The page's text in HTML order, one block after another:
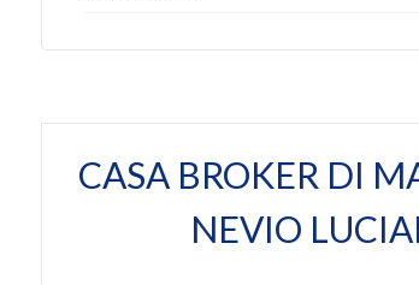
CASA BROKER DI
NEVIO